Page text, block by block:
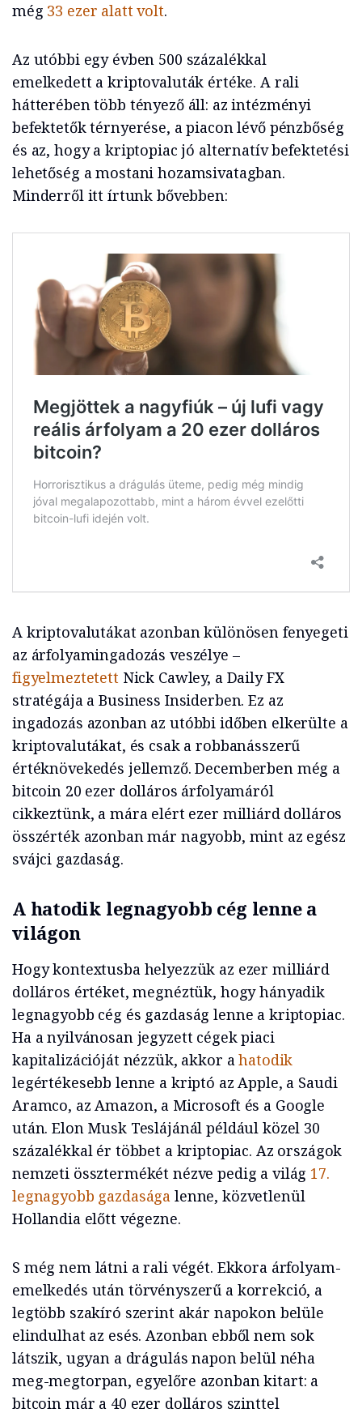
még 33 ezer alatt volt.
Az utóbbi egy évben 500 százalékkal
emelkedett a kriptovaluták értéke. A rali
hátterében több tényező áll: az intézményi
befektetők térnyerése, a piacon lévő pénzbőség
és az, hogy a kriptopiac jó alternatív befektetési
lehetőség a mostani hozamsivatagban.
Minderről itt írtunk bővebben:
A kriptovalutákat azonban különösen fenyegeti
az árfolyamingadozás veszélye –
figyelmeztetettNick Cawley, a Daily FX
stratégája a Business Insiderben. Ez az
ingadozás azonban az utóbbi időben elkerülte a
kriptovalutákat, és csak a robbanásszerű
értéknövekedés jellemző. Decemberben még a
bitcoin 20 ezer dolláros árfolyamáról
cikkeztünk, a mára elért ezer milliárd dolláros
összérték azonban már nagyobb, mint az egész
svájci gazdaság.
A hatodik legnagyobb cég lenne a
világon
Hogy kontextusba helyezzük az ezer milliárd
dolláros értéket, megnéztük, hogy hányadik
legnagyobb cég és gazdaság lenne a kriptopiac.
Ha a nyilvánosan jegyzett cégek piaci
kapitalizációját nézzük, akkor ahatodik
legértékesebb lenne a kriptó az Apple, a Saudi
Aramco, az Amazon, a Microsoft és a Google
után. Elon Musk Teslájánál például közel 30
százalékkal ér többet a kriptopiac. Az országok
nemzeti össztermékét nézve pedig a világ 17.
legnagyobb gazdasága lenne, közvetlenül
Hollandia előtt végezne.
S még nem látni a rali végét. Ekkora árfolyam-
emelkedés után törvényszerű a korrekció, a
legtöbb szakíró szerint akár napokon belüle
elindulhat az esés. Azonban ebből nem sok
látszik, ugyan a drágulás napon belül néha
meg-megtorpan, egyelőre azonban kitart: a
bitcoin már a 40 ezer dolláros szinttel